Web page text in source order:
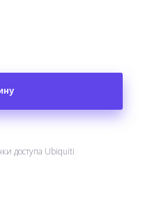
доступа Ubiquiti